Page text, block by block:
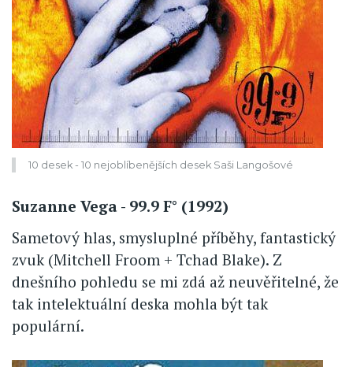
10 desek - 10 nejoblíbenějších desek Saši Langošové
Suzanne Vega - 99.9 F° (1992)
Sametový hlas, smysluplné příběhy, fantastický
zvuk (Mitchell Froom + Tchad Blake). Z
dnešního pohledu se mi zdá až neuvěřitelné, že
tak intelektuální deska mohla být tak
populární.